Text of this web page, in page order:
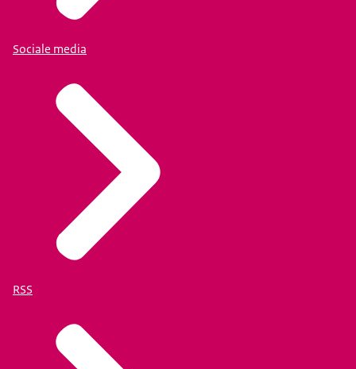
Sociale media
RSS